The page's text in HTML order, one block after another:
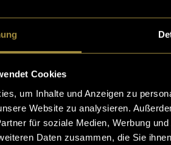
Cookies
um Inhalte und Anzeigen zu
Website zu analysieren.
für soziale Medien, Werbung
Daten zusammen, die Sie